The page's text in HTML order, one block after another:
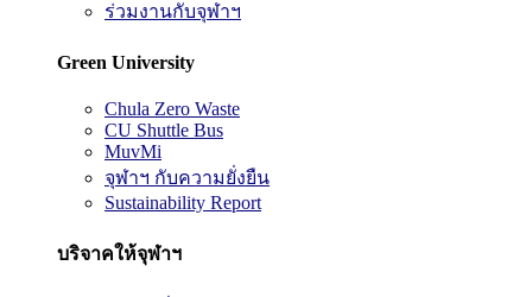
ร่วมงานกับจุฬาฯ
Green University
Chula Zero Waste
CU Shuttle Bus
MuvMi
จุฬาฯ กับความยั่งยืน
Sustainability Report
บริจาคให้จุฬาฯ